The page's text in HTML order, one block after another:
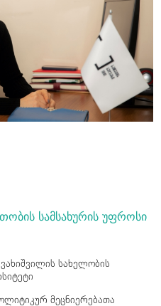
სამსახურის უფროსი
სახელობის
მეცნიერებათა